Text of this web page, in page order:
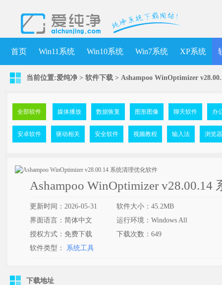
首页 Win11系统 Win10系统 Win7系统 XP系统
当前位置:爱纯净 > 软件下载 > Ashampoo WinOptimizer
全部软件 媒体播放 数据恢复 图形图像 聊天软件 办
安卓软件 驱动相关 安全软件 视频教程 输入法 浏览器
Ashampoo WinOptimizer v28.00.14
更新时间：2026-05-31
软件大小：45.2MB
界面语言：简体中文
运行环境：Windows All
授权方式：免费下载
下载次数： 649
软件类型： 系统工具
下载地址